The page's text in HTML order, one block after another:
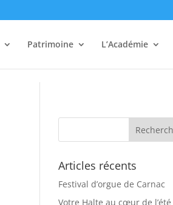
Patrimoine L’Académie
Articles récents
Festival d’orgue de Carnac
Votre Halte au cœur de l’été